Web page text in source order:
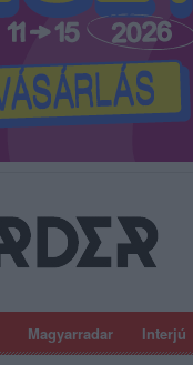
Magyarradar Interjú